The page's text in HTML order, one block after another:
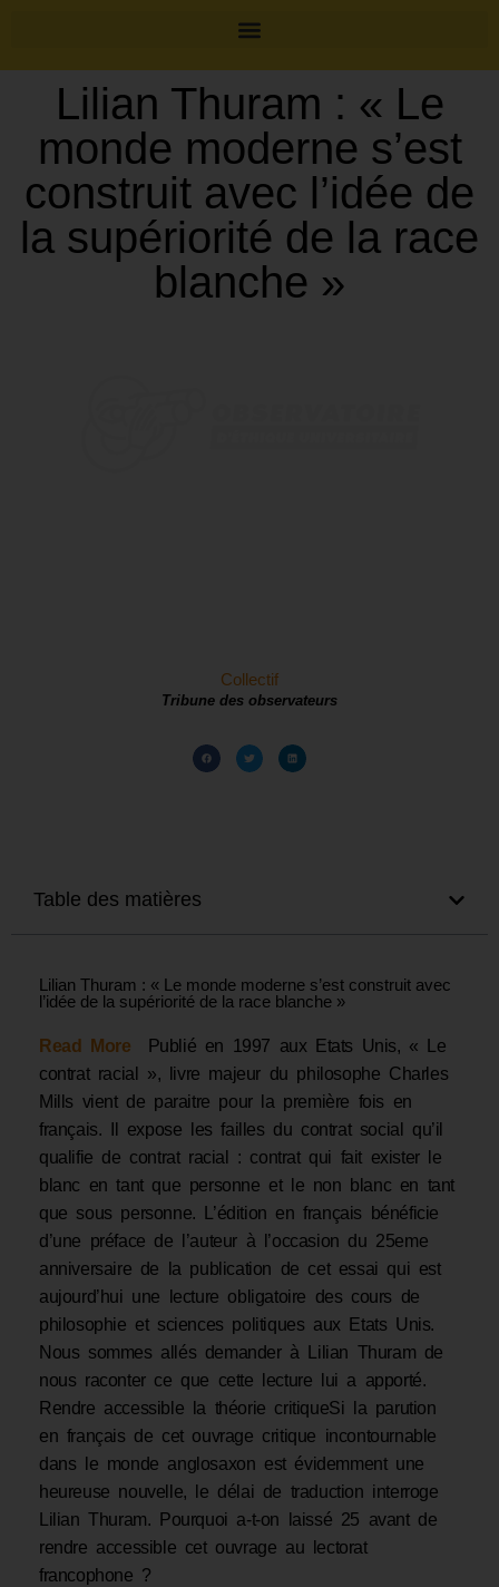
Lilian Thuram : « Le
monde moderne s’est
construit avec l’idée de
la supériorité de la race
blanche »
Collectif
Tribune des observateurs
Table des matières
Lilian Thuram : « Le monde moderne s’est construit avec
l’idée de la supériorité de la race blanche »
Read More Publié en 1997 aux Etats Unis, « Le
contrat racial », livre majeur du philosophe Charles
Mills vient de paraitre pour la première fois en
français. Il expose les failles du contrat social qu’il
qualifie de contrat racial : contrat qui fait exister le
blanc en tant que personne et le non blanc en tant
que sous personne. L’édition en français bénéficie
d’une préface de l’auteur à l’occasion du 25eme
anniversaire de la publication de cet essai qui est
aujourd’hui une lecture obligatoire des cours de
philosophie et sciences politiques aux Etats Unis.
Nous sommes allés demander à Lilian Thuram de
nous raconter ce que cette lecture lui a apporté.
Rendre accessible la théorie critiqueSi la parution
en français de cet ouvrage critique incontournable
dans le monde anglosaxon est évidemment une
heureuse nouvelle, le délai de traduction interroge
Lilian Thuram. Pourquoi a-t-on laissé 25 avant de
rendre accessible cet ouvrage au lectorat
francophone ?